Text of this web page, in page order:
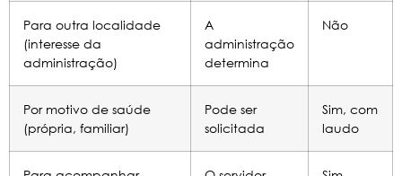
Para outra localidade
(interesse da
administração)
A
administração
determina
Não
Por motivo de saúde
(própria, familiar)
Pode ser
solicitada
Sim, com
laudo